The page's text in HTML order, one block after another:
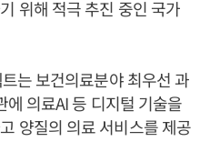
위해 적극 추진 중인 국가
는 보건의료분야 최우선 과
의료AI 등 디지털 기술을
양질의 의료 서비스를 제공